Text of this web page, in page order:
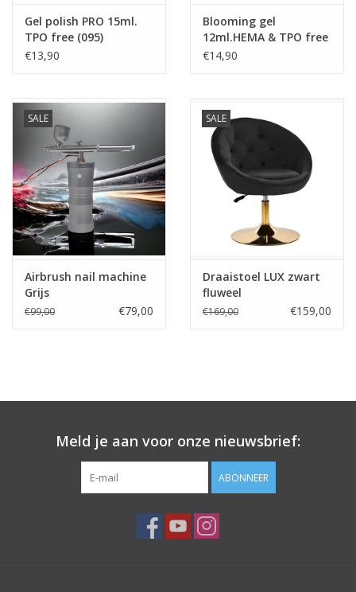
Gel polish PRO 15ml.
TPO free (095)
€13,90
Blooming gel
12ml.HEMA & TPO free
€14,90
SALE
Airbrush nail machine
Grijs
€99,00 €79,00
SALE
Draaistoel LUX zwart
fluweel
€169,00 €159,00
Meld je aan voor onze nieuwsbrief:
ABONNEER